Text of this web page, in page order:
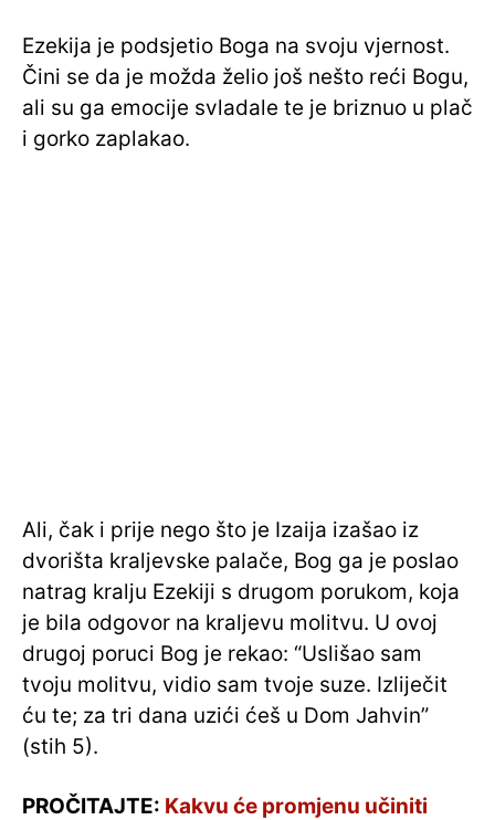
Ezekija je podsjetio Boga na svoju vjernost.
Čini se da je možda želio još nešto reći Bogu,
ali su ga emocije svladale te je briznuo u plač
i gorko zaplakao.
Ali, čak i prije nego što je Izaija izašao iz
dvorišta kraljevske palače, Bog ga je poslao
natrag kralju Ezekiji s drugom porukom, koja
je bila odgovor na kraljevu molitvu. U ovoj
drugoj poruci Bog je rekao: “Uslišao sam
tvoju molitvu, vidio sam tvoje suze. Izliječit
ću te; za tri dana uzići ćeš u Dom Jahvin”
(stih 5).
PROČITAJTE: Kakvu će promjenu učiniti